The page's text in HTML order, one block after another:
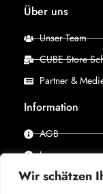
Wir schätzen
Über uns
Unser Team
CUBE Store
Partner &
Information
AGB
Impressum
Datenschutz